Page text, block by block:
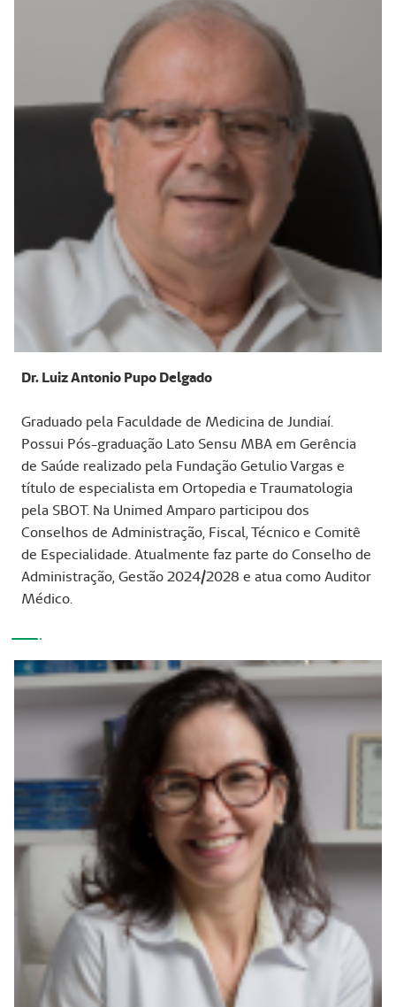
Dr. Luiz Antonio Pupo Delgado
Graduado pela Faculdade de Medicina de Jundiaí.
Possui Pós-graduação Lato Sensu MBA em Gerência
de Saúde realizado pela Fundação Getulio Vargas e
título de especialista em Ortopedia e Traumatologia
pela SBOT. Na Unimed Amparo participou dos
Conselhos de Administração, Fiscal, Técnico e Comitê
de Especialidade. Atualmente faz parte do Conselho de
Administração, Gestão 2024/2028 e atua como Auditor
Médico.